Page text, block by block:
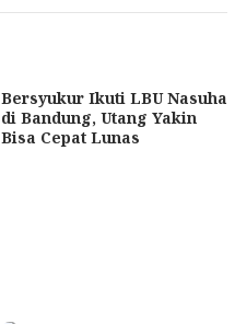
Bersyukur Ikuti LBU Nasuha
di Bandung, Utang Yakin
Bisa Cepat Lunas